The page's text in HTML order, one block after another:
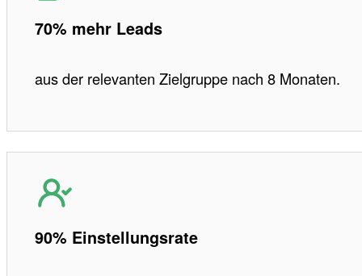
70% mehr Leads
aus der relevanten Zielgruppe nach 8 Monaten.
90% Einstellungsrate